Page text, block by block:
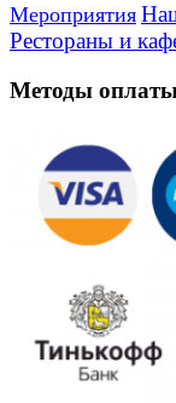
Мероприятия
Рестораны и
Методы